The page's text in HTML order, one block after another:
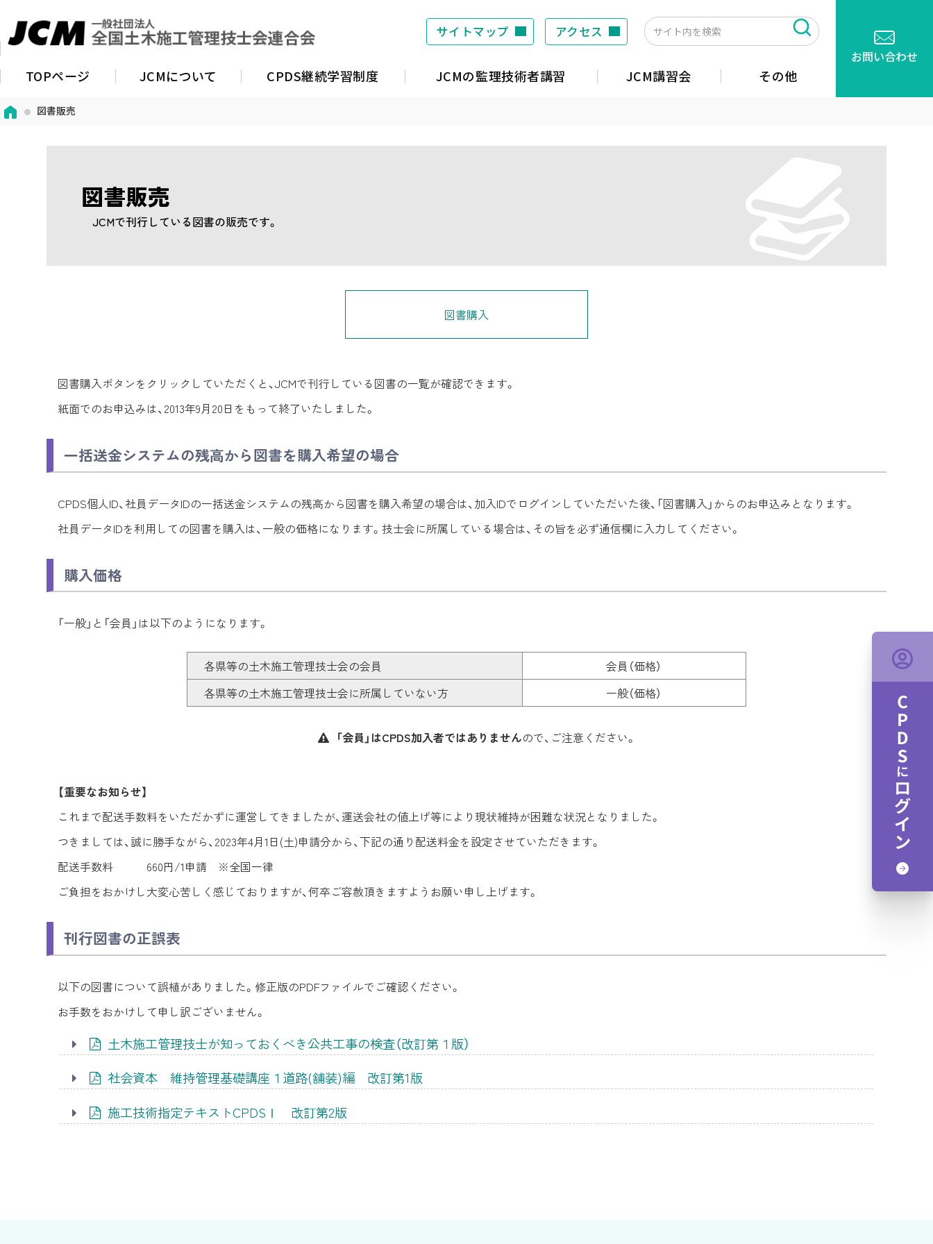
サイトマップ
アクセス
お問い合わせ
TOPページ JCMについて CPDS継続学習制度 JCMの監理技術者講習 JCM講習会 その他
図書販売
図書販売
JCMで刊行している図書の販売です。
図書購入
図書購入ボタンをクリックしていただくと、JCMで刊行している図書の一覧が確認できます。
紙面でのお申込みは、2013年9月20日をもって終了いたしました。
一括送金システムの残高から図書を購入希望の場合
CPDS個人ID、社員データIDの一括送金システムの残高から図書を購入希望の場合は、加入IDでログインしていただいた後、「図書購入」からのお申込みとなります。
社員データIDを利用しての図書を購入は、一般の価格になります。技士会に所属している場合は、その旨を必ず通信欄に入力してください。
購入価格
「一般」と「会員」は以下のようになります。
各県等の土木施工管理技士会の会員
会員（価格）
各県等の土木施工管理技士会に所属していない方
一般（価格）
「会員」はCPDS加入者ではありませんので、ご注意ください。
【重要なお知らせ】
これまで配送手数料をいただかずに運営してきましたが、運送会社の値上げ等により現状維持が困難な状況となりました。
つきましては、誠に勝手ながら、2023年4月1日(土)申請分から、下記の通り配送料金を設定させていただきます。
配送手数料 660円/1申請 ※全国一律
ご負担をおかけし大変心苦しく感じておりますが、何卒ご容赦頂きますようお願い申し上げます。
刊行図書の正誤表
以下の図書について誤植がありました。修正版のPDFファイルでご確認ください。
お手数をおかけして申し訳ございません。
土木施工管理技士が知っておくべき公共工事の検査（改訂第１版）
社会資本 維持管理基礎講座１道路(舗装)編 改訂第1版
施工技術指定テキストCPDSⅠ 改訂第2版